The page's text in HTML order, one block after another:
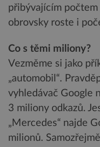
přibývajícím
obrovsky roste i
Co s těmi miliony?
Vezměme si jako
„automobil“.
vyhledávač Google
3 miliony odkazů.
„Mercedes“ najde
milionů.